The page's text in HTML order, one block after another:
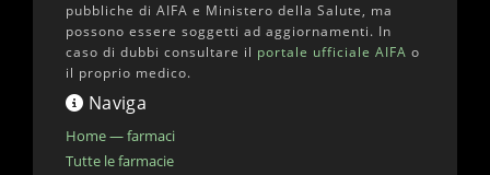
pubbliche di AIFA e Ministero della Salute, ma
possono essere soggetti ad aggiornamenti. In
caso di dubbi consultare il portale ufficiale AIFA o
il proprio medico.
Naviga
Home — farmaci
Tutte le farmacie